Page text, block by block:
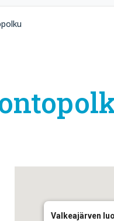
Valkeajärven